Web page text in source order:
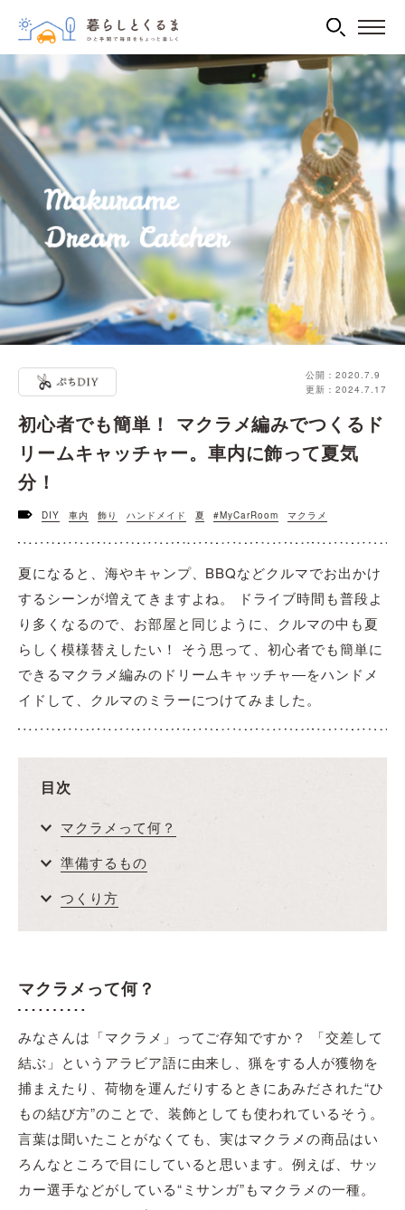
公開：2020.7.9
更新：2024.7.17
初心者でも簡単！ マクラメ編みでつくるド
リームキャッチャー。車内に飾って夏気
分！
DIY 車内 飾り ハンドメイド 夏 #MyCarRoom マクラメ
夏になると、海やキャンプ、BBQなどクルマでお出かけ
するシーンが増えてきますよね。 ドライブ時間も普段よ
り多くなるので、お部屋と同じように、クルマの中も夏
らしく模様替えしたい！ そう思って、初心者でも簡単に
できるマクラメ編みのドリームキャッチャ―をハンドメ
イドして、クルマのミラーにつけてみました。
目次
マクラメって何？
準備するもの
つくり方
マクラメって何？
みなさんは「マクラメ」ってご存知ですか？ 「交差して
結ぶ」というアラビア語に由来し、猟をする人が獲物を
捕まえたり、荷物を運んだりするときにあみだされた“ひ
もの結び方”のことで、装飾としても使われているそう。
言葉は聞いたことがなくても、実はマクラメの商品はい
ろんなところで目にしていると思います。例えば、サッ
カー選手などがしている“ミサンガ”もマクラメの一種。